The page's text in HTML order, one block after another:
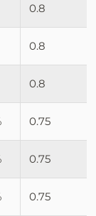
0.8
0.8
0.8
0.75
0.75
0.75